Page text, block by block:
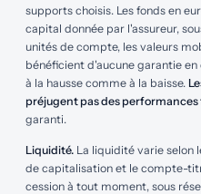
supports choisis. Les fonds en
capital donnée par l'assureur,
unités de compte, les valeurs
bénéficient d'aucune garantie
à la hausse comme à la baisse.
préjugent pas des performances
garanti.
Liquidité. La liquidité varie selon
de capitalisation et le compte-
cession à tout moment, sous